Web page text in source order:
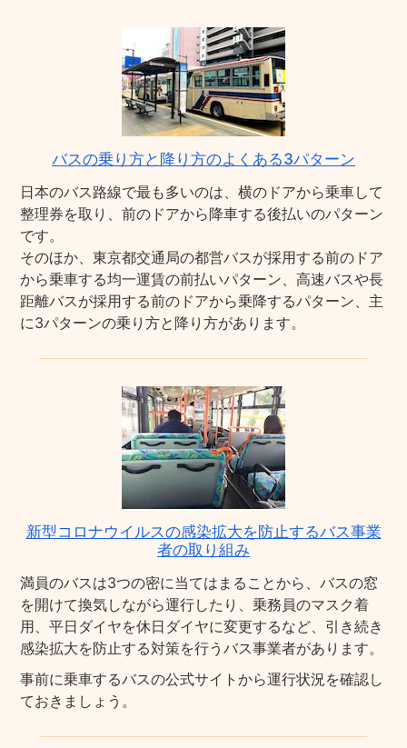
バスの乗り方と降り方のよくある3パターン
日本のバス路線で最も多いのは、横のドアから乗車して
整理券を取り、前のドアから降車する後払いのパターン
です。
そのほか、東京都交通局の都営バスが採用する前のドア
から乗車する均一運賃の前払いパターン、高速バスや長
距離バスが採用する前のドアから乗降するパターン、主
に3パターンの乗り方と降り方があります。
新型コロナウイルスの感染拡大を防止するバス事業
者の取り組み
満員のバスは3つの密に当てはまることから、バスの窓
を開けて換気しながら運行したり、乗務員のマスク着
用、平日ダイヤを休日ダイヤに変更するなど、引き続き
感染拡大を防止する対策を行うバス事業者があります。
事前に乗車するバスの公式サイトから運行状況を確認し
ておきましょう。